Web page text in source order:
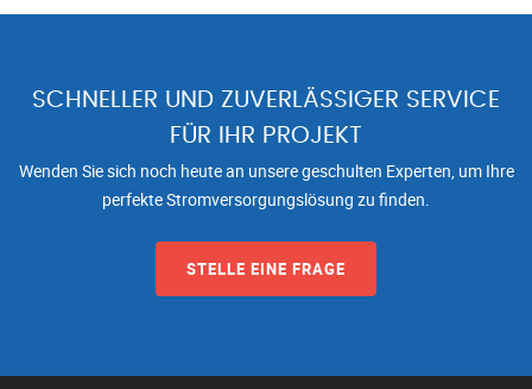
SCHNELLER UND ZUVERLÄSSIGER SERVICE
FÜR IHR PROJEKT
Wenden Sie sich noch heute an unsere geschulten Experten, um Ihre
perfekte Stromversorgungslösung zu finden.
STELLE EINE FRAGE